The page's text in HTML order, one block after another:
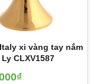
xi vàng tay nắm
CLXV1587